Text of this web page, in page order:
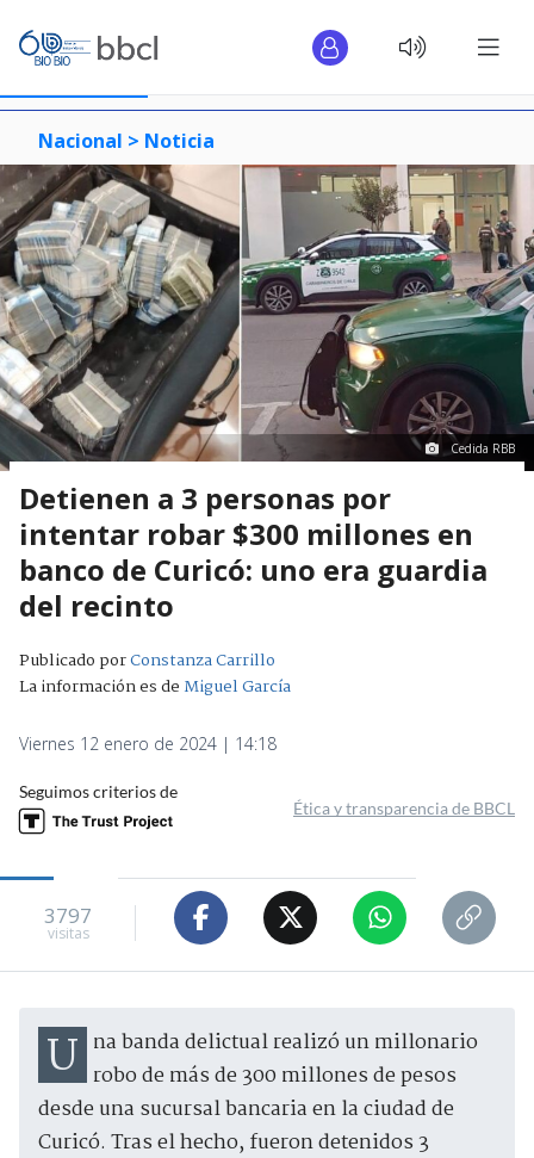
Nacional > Noticia
Cedida RBB
Detienen a 3 personas por
intentar robar $300 millones en
banco de Curicó: uno era guardia
del recinto
Publicado porConstanza Carrillo
La información es deMiguel García
Viernes 12 enero de 2024 | 14:18
Seguimos criterios de
Ética y transparencia de BBCL
3797
visitas
Una banda delictual realizó un millonario robo de más de 300 millones de pesos
desde una sucursal bancaria en la ciudad de
Curicó. Tras el hecho, fueron detenidos 3